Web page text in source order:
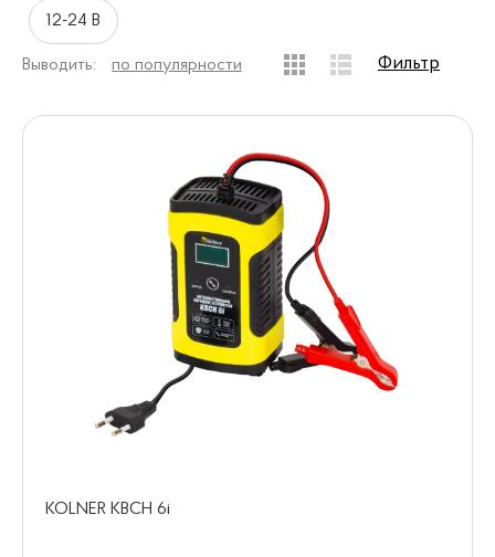
12-24 В
Выводить: по популярности Фильтр
KOLNER KBCH 6i